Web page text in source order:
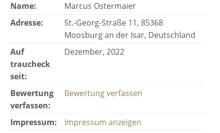
Name:
Marcus Ostermaier
Adresse:
St.-Georg-Straße 11, 85368
Moosburg an der Isar, Deutschland
Auf
traucheck
seit:
Dezember, 2022
Bewertung
verfassen:
Bewertung verfassen
Impressum:
Impressum anzeigen